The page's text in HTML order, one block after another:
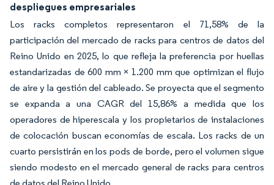
despliegues empresariales
Los racks completos representaron el 71,58% de la
participación del mercado de racks para centros de datos del
Reino Unido en 2025, lo que refleja la preferencia por huellas
estandarizadas de 600 mm × 1.200 mm que optimizan el flujo
de aire y la gestión del cableado. Se proyecta que el segmento
se expanda a una CAGR del 15,86% a medida que los
operadores de hiperescala y los propietarios de instalaciones
de colocación buscan economías de escala. Los racks de un
cuarto persistirán en los pods de borde, pero el volumen sigue
siendo modesto en el mercado general de racks para centros